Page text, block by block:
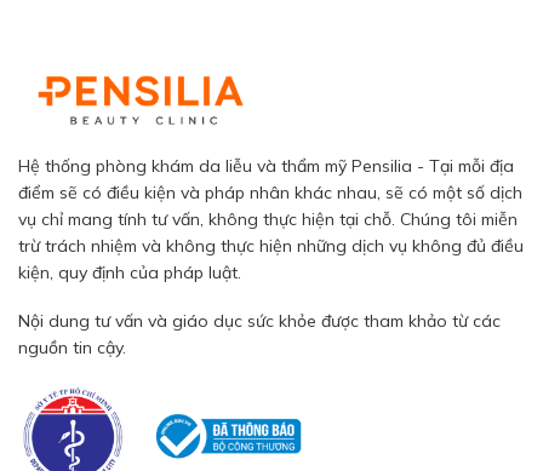
Hệ thống phòng khám da liễu và thẩm mỹ Pensilia - Tại mỗi địa
điểm sẽ có điều kiện và pháp nhân khác nhau, sẽ có một số dịch
vụ chỉ mang tính tư vấn, không thực hiện tại chỗ. Chúng tôi miễn
trừ trách nhiệm và không thực hiện những dịch vụ không đủ điều
kiện, quy định của pháp luật.
Nội dung tư vấn và giáo dục sức khỏe được tham khảo từ các
nguồn tin cậy.